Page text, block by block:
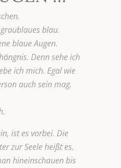
blau.
blaue Augen.
Denn sehe ich
ich mich. Egal wie
auch sein mag.
ist es vorbei. Die
zur Seele heißt es.
hineinschauen bis